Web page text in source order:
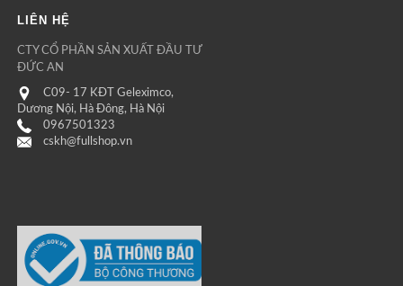
LIÊN HỆ
CTY CỔ PHẦN SẢN XUẤT ĐẦU TƯ
ĐỨC AN
C09- 17 KĐT Geleximco,
Dương Nội, Hà Đông, Hà Nội
0967501323
cskh@fullshop.vn